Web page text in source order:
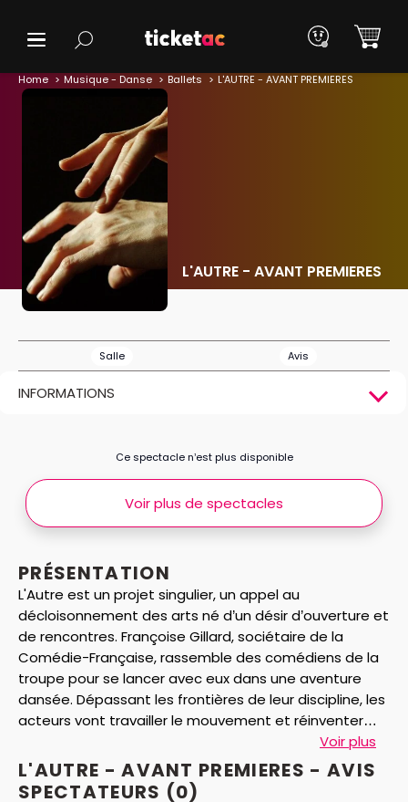
Home Musique - Danse Ballets L'AUTRE - AVANT PREMIERES
L'AUTRE - AVANT PREMIERES
Salle Avis
INFORMATIONS
PRÉSENTATION
L'Autre est un projet singulier, un appel au
décloisonnement des arts né d’un désir d’ouverture et
de rencontres. Françoise Gillard, sociétaire de la
Comédie-Française, rassemble des comédiens de la
troupe pour se lancer avec eux dans une aventure
dansée. Dépassant les frontières de leur discipline, les
acteurs vont travailler le mouvement et réinventer
leur rapport au corps. Cette expérience - physique et
intime - est aussi une manière de penser le collectif
différemment, d’affronter sa propre altérité. En solo,
Voir plus
Ce spectacle n’est plus disponible
Voir plus de spectacles
L'AUTRE - AVANT PREMIERES - AVIS
SPECTATEURS (0)